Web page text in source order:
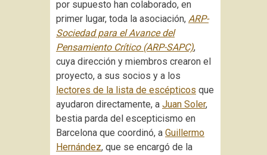
por supuesto han colaborado, en
primer lugar, toda la asociación, ARP-
Sociedad para el Avance del
Pensamiento Crítico (ARP-SAPC),
cuya dirección y miembros crearon el
proyecto, a sus socios y a los
lectores de la lista de escépticos que
ayudaron directamente, a Juan Soler,
bestia parda del escepticismo en
Barcelona que coordinó, a Guillermo
Hernández, que se encargó de la